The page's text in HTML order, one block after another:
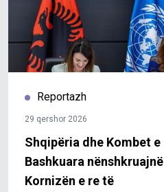
Reportazh
29 qershor 2026
Shqipëria dhe Kombet e
Bashkuara nënshkruajnë
Kornizën e re të